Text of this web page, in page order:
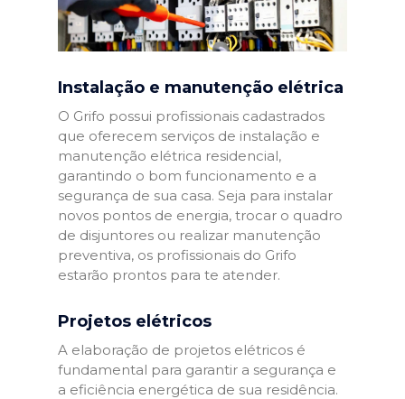
Instalação e manutenção elétrica
O Grifo possui profissionais cadastrados
que oferecem serviços de instalação e
manutenção elétrica residencial,
garantindo o bom funcionamento e a
segurança de sua casa. Seja para instalar
novos pontos de energia, trocar o quadro
de disjuntores ou realizar manutenção
preventiva, os profissionais do Grifo
estarão prontos para te atender.
Projetos elétricos
A elaboração de projetos elétricos é
fundamental para garantir a segurança e
a eficiência energética de sua residência.